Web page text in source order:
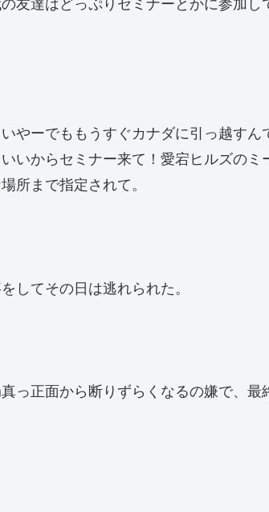
友達はどっぷりセミナーとかに参加し
やーでももうすぐカナダに引っ越すん
いからセミナー来て！愛宕ヒルズのミ
所まで指定されて。
してその日は逃れられた。
っ正面から断りずらくなるの嫌で、最